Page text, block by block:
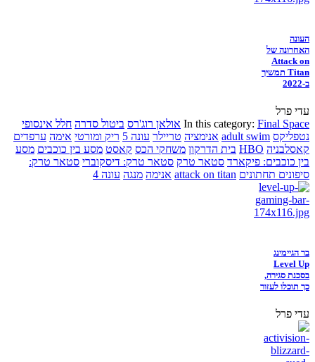
העונה
האחרונה של
Attack on
Titan תמשיך
ב-2022
עדי פרל
In this category: Final Space אולאן רוג'רס ביטול סדרה חלל אינסופי
נטפליקס adult swim אנימציה טריילר עונה 5 ריק ומורטי אימה ערפדים
קאסלבניה HBO בית הדרקון משחקי הכס קאסט מסע בין כוכבים מסע
בין כוכבים: פיקארד סטאר טרק סטאר טרק: דיסקוברי סטאר טרק:
סיפונים תחתונים attack on titan אנימה מנגה עונה 4
בר הגיימינג
Level Up
בסכנת סגירה,
כך תוכלו לעזור
עדי פרל